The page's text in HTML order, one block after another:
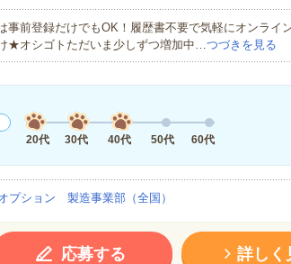
前登録だけでもOK！履歴書不要で気軽にオンライ
★オシゴトただいま少しずつ増加中…つづきを見る
20代
30代 40代 50代 60代
プション 製造事業部（全国）
応募する 詳しく